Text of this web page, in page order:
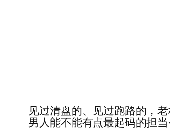
见过清盘的、见过跑路的，
男人能不能有点最起码的担当